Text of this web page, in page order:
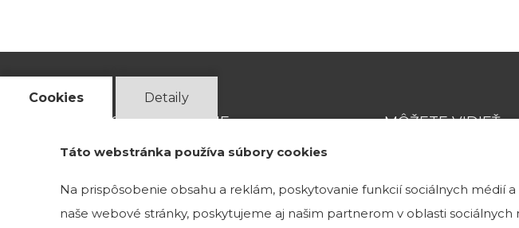
ADRESA VZORKOVNE
831 04 Bratislava 3
MÔŽETE VIDIEŤ
Tehlové
Cookies Detaily
Táto webstránka používa súbory cookies
Na prispôsobenie obsahu a reklám, poskytovanie funkcií sociálnych médií
naše webové stránky, poskytujeme aj našim partnerom v oblasti